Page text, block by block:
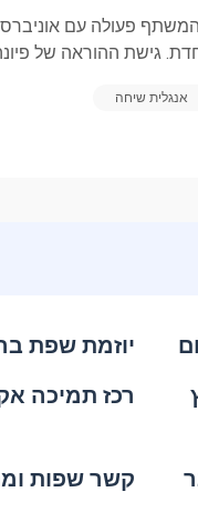
המשתף פעולה עם
גישת ההוראה של
אנגלית שיחה
יוזמת שפת
רכז תמיכה
קשר שפות